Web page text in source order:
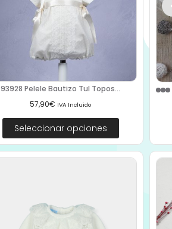
93928 Pelele Bautizo Tul Topos...
57,90€ IVA Incluido
Seleccionar opciones